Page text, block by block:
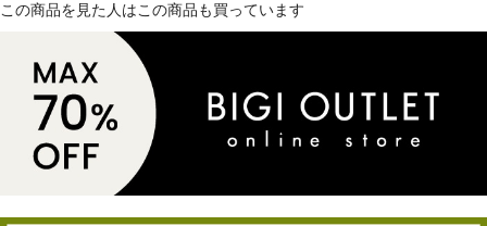
この商品を見た人はこの商品も買っています